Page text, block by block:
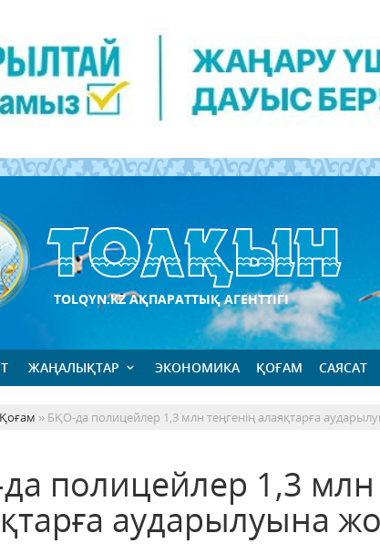
TOLQYN.KZ АҚПАРАТТЫҚ АГЕНТТІГІ
ЖАҢАЛЫҚТАР ЭКОНОМИКА ҚОҒАМ САЯСАТ
Қоғам » БҚО-да полицейлер 1,3 млн теңгенің алаяқтарға
полицейлер 1,3 млн
аударылуына